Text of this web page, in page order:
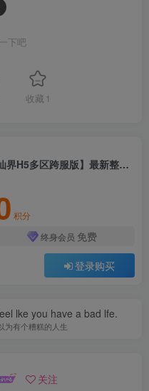
下吧
收藏 1
经典三网H5游戏【苍穹剑诀之完美仙界H5多区跨服版】最新整理Win一键服务端+多区跨服+GM授权后台+详细教程
积分
终身会员 免费
登录购买
lke you have a bad lfe.
为有个糟糕的人生
关注